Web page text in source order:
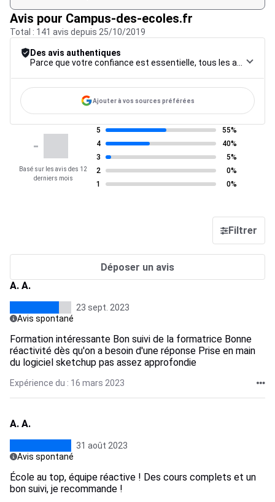
Avis pour Campus-des-ecoles.fr
Total : 141 avis depuis 25/10/2019
Des avis authentiques
Ajouter à vos sources préférées
-
Basé sur les avis des 12
derniers mois
5
55%
4
40%
3
5%
2
0%
1
0%
Filtrer
Déposer un avis
A. A.
23 sept. 2023
Avis spontané
Formation intéressante Bon suivi de la formatrice Bonne
réactivité dès qu'on a besoin d'une réponse Prise en main
du logiciel sketchup pas assez approfondie
Expérience du : 16 mars 2023
A. A.
31 août 2023
Avis spontané
École au top, équipe réactive ! Des cours complets et un
bon suivi, je recommande !